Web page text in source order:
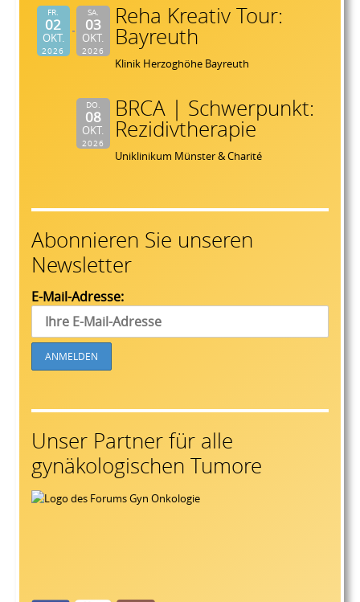
FR.
02
OKT.
2026
SA.
03
OKT.
2026
Reha Kreativ Tour:
Bayreuth
Klinik Herzoghöhe Bayreuth
DO.
08
OKT.
2026
BRCA | Schwerpunkt:
Rezidivtherapie
Uniklinikum Münster & Charité
Abonnieren Sie unseren
Newsletter
E-Mail-Adresse:
Unser Partner für alle
gynäkologischen Tumore